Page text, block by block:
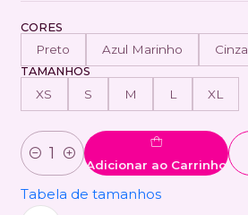
CORES
Preto Azul Marinho Cinza
TAMANHOS
XS S M L XL
QuantidadeAdicionar ao Carrinho
Tabela de tamanhos